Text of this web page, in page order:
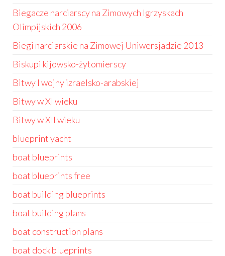
Biegacze narciarscy na Zimowych Igrzyskach
Olimpijskich 2006
Biegi narciarskie na Zimowej Uniwersjadzie 2013
Biskupi kijowsko-żytomierscy
Bitwy I wojny izraelsko-arabskiej
Bitwy w XI wieku
Bitwy w XII wieku
blueprint yacht
boat blueprints
boat blueprints free
boat building blueprints
boat building plans
boat construction plans
boat dock blueprints